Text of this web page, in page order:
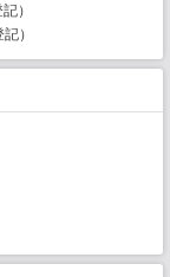
）
）